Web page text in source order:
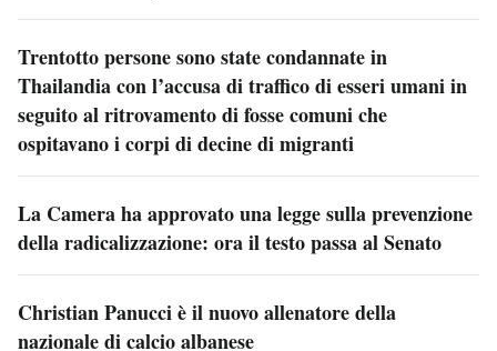
Trentotto persone sono state condannate in
Thailandia con l’accusa di traffico di esseri umani in
seguito al ritrovamento di fosse comuni che
ospitavano i corpi di decine di migranti
La Camera ha approvato una legge sulla prevenzione
della radicalizzazione: ora il testo passa al Senato
Christian Panucci è il nuovo allenatore della
nazionale di calcio albanese